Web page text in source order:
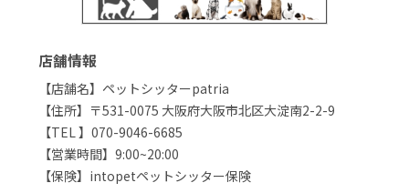
店舗情報
【店舗名】ペットシッターpatria
【住所】〒531-0075 大阪府大阪市北区大淀南2-2-9
【TEL 】070-9046-6685
【営業時間】9:00~20:00
【保険】intopetペットシッター保険